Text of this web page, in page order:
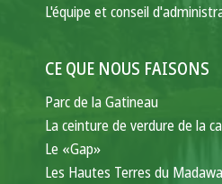
L'équipe et conseil
CE QUE NOUS FAISONS
Parc de la Gatineau
La ceinture de verdure de la
Le «Gap»
Les Hautes Terres du